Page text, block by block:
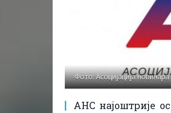
Фото: Асоцијација новинара
АНС најоштрије